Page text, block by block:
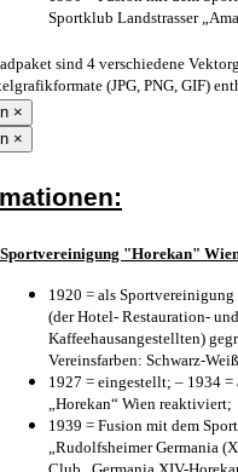
Sportklub Landstrasser
sind 4 verschiedene
(JPG, PNG, GIF)
×
×
Sportvereinigung "Horekan"
1920 = als Sportvereinigung
(der Hotel- Restauration- und
Kaffeehausangestellten)
Vereinsfarben: Schwarz-
1927 = eingestellt; – 1934 =
„Horekan“ Wien reaktiviert;
1939 = Fusion mit dem
„Rudolfsheimer Germania